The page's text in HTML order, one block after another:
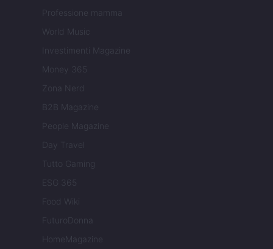
Professione mamma
World Music
Investimenti Magazine
Money 365
Zona Nerd
B2B Magazine
People Magazine
Day Travel
Tutto Gaming
ESG 365
Food Wiki
FuturoDonna
HomeMagazine